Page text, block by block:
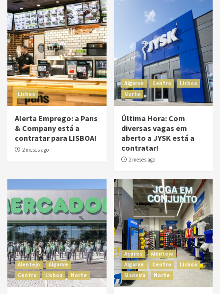
Lisboa
Alerta Emprego: a Pans
& Company está a
contratar para LISBOA!
2 meses ago
Algarve Centro
Lisboa
Norte
Última Hora: Com
diversas vagas em
aberto a JYSK está a
contratar!
2 meses ago
Alentejo
Algarve
Centro
Lisboa Norte
Açores
Alentejo
Algarve
Centro
Lisboa
Madeira
Norte